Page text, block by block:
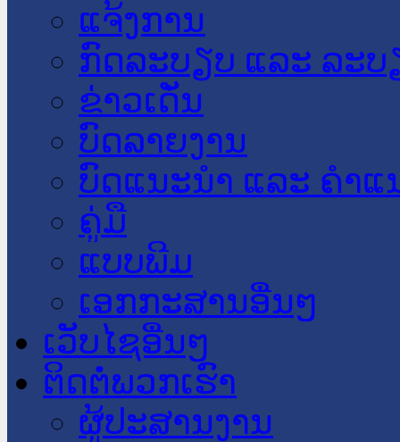
ແຈ້ງການ
ກົດລະບຽບ ແລະ ລະບ
ຂ່າວເດັ່ນ
ບົດລາຍງານ
ບົດແນະນໍາ ແລະ ຄໍາແ
ຄູ່ມື
ແບບພີມ
ເອກກະສານອື່ນໆ
ເວັບໄຊອື່ນໆ
ຕິດຕໍ່ພວກເຮົາ
ຜູ້ປະສານງານ